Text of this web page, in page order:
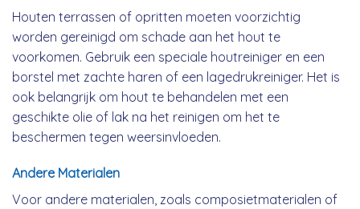
Houten terrassen of opritten moeten voorzichtig
worden gereinigd om schade aan het hout te
voorkomen. Gebruik een speciale houtreiniger en een
borstel met zachte haren of een lagedrukreiniger. Het is
ook belangrijk om hout te behandelen met een
geschikte olie of lak na het reinigen om het te
beschermen tegen weersinvloeden.
Andere Materialen
Voor andere materialen, zoals composietmaterialen of